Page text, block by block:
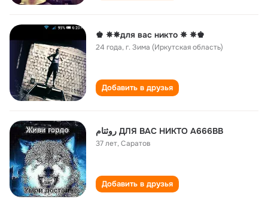
♚ ✵✵для вас никто ✵ ✵♚
24 года,г. Зима (Иркутская область)
Добавить в друзья
روثتام ДЛЯ ВАС НИКТО А666ВВ
37 лет,Саратов
Добавить в друзья